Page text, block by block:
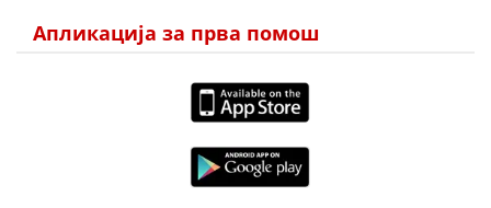
ПОСТЕРИ
Апликација за прва помош